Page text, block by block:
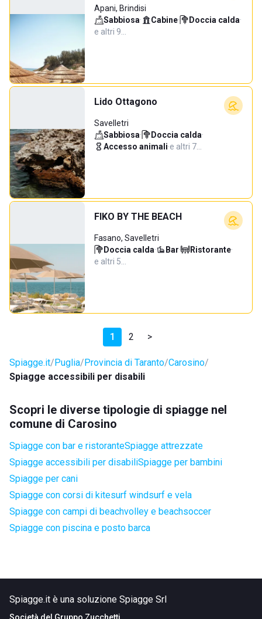
Apani, Brindisi
Sabbiosa· Cabine· Doccia calda·
e altri 9…
Lido Ottagono
Savelletri
Sabbiosa· Doccia calda·
Accesso animali·e altri 7…
FIKO BY THE BEACH
Fasano, Savelletri
Doccia calda· Bar· Ristorante·
e altri 5…
1 2 >
Spiagge.it Puglia Provincia di Taranto Carosino
Spiagge accessibili per disabili
Scopri le diverse tipologie di spiagge nel
comune di Carosino
Spiagge con bar e ristoranteSpiagge attrezzate
Spiagge accessibili per disabiliSpiagge per bambini
Spiagge per cani
Spiagge con corsi di kitesurf windsurf e vela
Spiagge con campi di beachvolley e beachsoccer
Spiagge con piscina e posto barca
Spiagge.it è una soluzione Spiagge Srl